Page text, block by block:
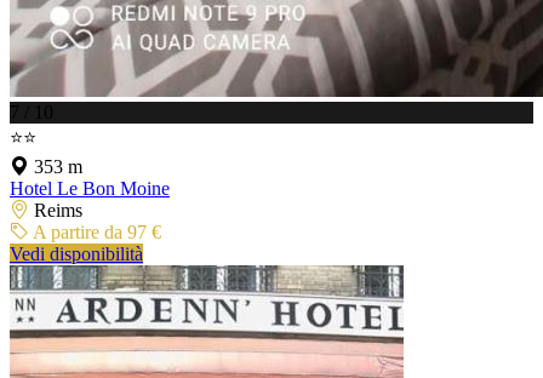
7 / 10
⭐⭐
353 m
Hotel Le Bon Moine
Reims
A partire da 97 €
Vedi disponibilità